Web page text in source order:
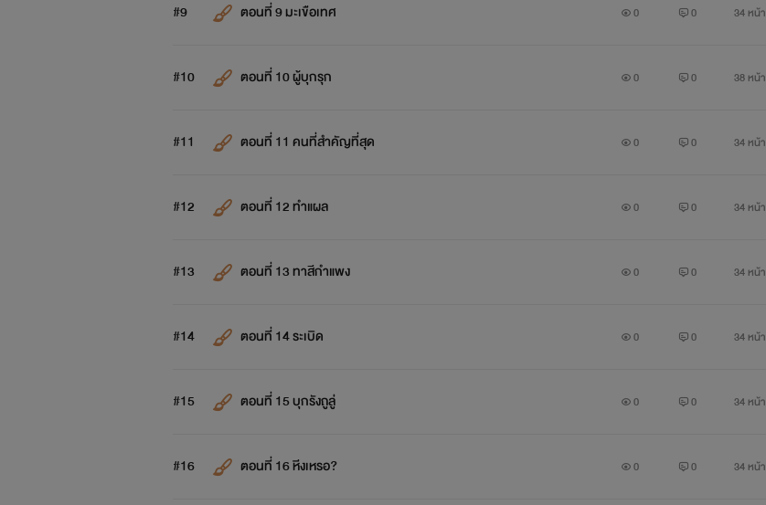
#9 ตอนที่ 9 มะเขือเทศ 0 0 34 หน้า
#10 ตอนที่ 10 ผู้บุกรุก 0 0 38 หน้า
#11 ตอนที่ 11 คนที่สำคัญที่สุด 0 0 34 หน้า
#12 ตอนที่ 12 ทำแผล 0 0 34 หน้า
#13 ตอนที่ 13 ทาสีกำแพง 0 0 34 หน้า
#14 ตอนที่ 14 ระเบิด 0 0 34 หน้า
#15 ตอนที่ 15 บุกรังถูลู่ 0 0 34 หน้า
#16 ตอนที่ 16 หีงเหรอ? 0 0 34 หน้า